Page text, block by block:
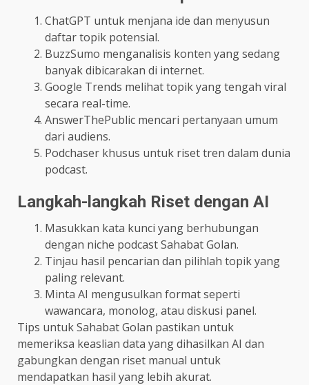
ChatGPT untuk menjana ide dan menyusun
daftar topik potensial.
BuzzSumo menganalisis konten yang sedang
banyak dibicarakan di internet.
Google Trends melihat topik yang tengah viral
secara real-time.
AnswerThePublic mencari pertanyaan umum
dari audiens.
Podchaser khusus untuk riset tren dalam dunia
podcast.
Langkah-langkah Riset dengan AI
Masukkan kata kunci yang berhubungan
dengan niche podcast Sahabat Golan.
Tinjau hasil pencarian dan pilihlah topik yang
paling relevant.
Minta AI mengusulkan format seperti
wawancara, monolog, atau diskusi panel.
Tips untuk Sahabat Golan pastikan untuk
memeriksa keaslian data yang dihasilkan AI dan
gabungkan dengan riset manual untuk
mendapatkan hasil yang lebih akurat.